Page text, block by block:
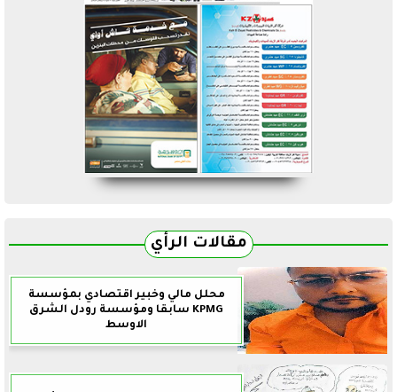
مقالات الرأي
محلل مالي وخبير اقتصادي بمؤسسة
KPMG سابقا ومؤسسة رودل الشرق
الاوسط